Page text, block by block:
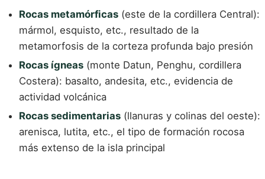
Rocas metamórficas (este de la cordillera Central):
mármol, esquisto, etc., resultado de la
metamorfosis de la corteza profunda bajo presión
Rocas ígneas (monte Datun, Penghu, cordillera
Costera): basalto, andesita, etc., evidencia de
actividad volcánica
Rocas sedimentarias (llanuras y colinas del oeste):
arenisca, lutita, etc., el tipo de formación rocosa
más extenso de la isla principal